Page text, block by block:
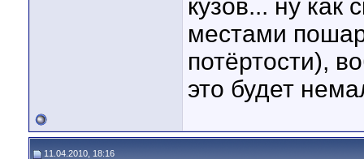
кузов... ну как
местами
потёртости),
это будет
11.04.2010, 18:16